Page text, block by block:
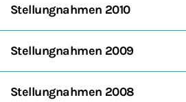
Stellungnahmen 2010
Stellungnahmen 2009
Stellungnahmen 2008